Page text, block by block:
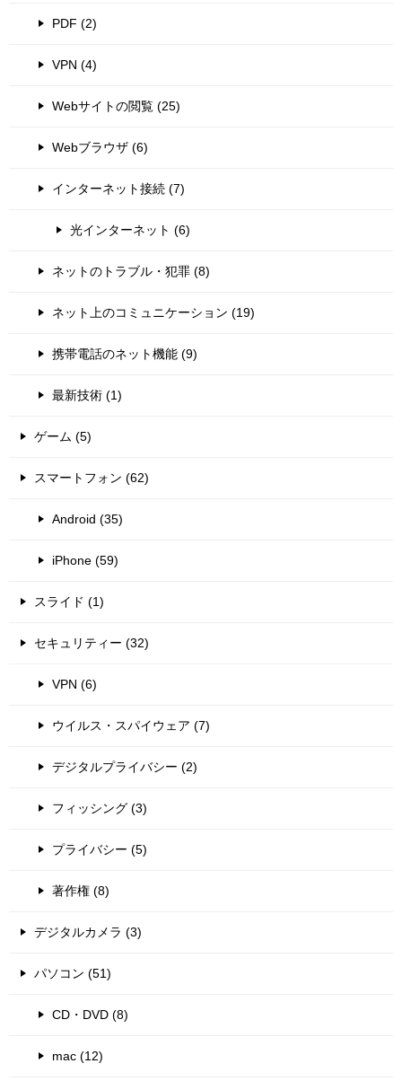
PDF (2)
VPN (4)
Webサイトの閲覧 (25)
Webブラウザ (6)
インターネット接続 (7)
光インターネット (6)
ネットのトラブル・犯罪 (8)
ネット上のコミュニケーション (19)
携帯電話のネット機能 (9)
最新技術 (1)
ゲーム (5)
スマートフォン (62)
Android (35)
iPhone (59)
スライド (1)
セキュリティー (32)
VPN (6)
ウイルス・スパイウェア (7)
デジタルプライバシー (2)
フィッシング (3)
プライバシー (5)
著作権 (8)
デジタルカメラ (3)
パソコン (51)
CD・DVD (8)
mac (12)